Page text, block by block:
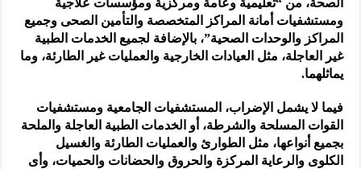
الصحة، من “تعليمية وعامة ومركزية ومؤسسات علاجية
ومستشفيات أمانة المراكز المتخصصة والتأمين الصحى وجميع
المراكز والوحدات الصحية”، بالإضافة لجميع الخدمات الطبية
غير العاجلة، مثل العيادات الخارجية والعمليات غير الطارئة، وما
يماثلهما.
فيما لا يشمل الإضراب، المستشفيات الجامعية ومستشفيات
القوات المسلحة والشرطة، أو الخدمات الطبية العاجلة والملحة
بجميع أنواعها، مثل الطوارئ والعمليات الطارئة والغسيل
الكلوى والرعاية المركزة والحروق والحضانات والحميات، وأى